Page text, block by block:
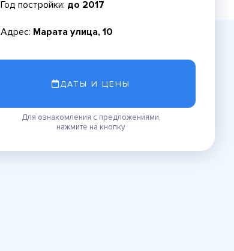
Год постройки: до 2017
Адрес: Марата улица, 10
ДАТЫ И ЦЕНЫ
Для ознакомления с предложениями,
нажмите на кнопку